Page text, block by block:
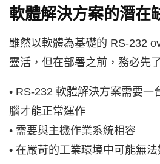
軟體解決方案的潛在
雖然以軟體為基礎的 RS-232
靈活，但在部署之前，務必先
• RS-232 軟體解決方案需要一
腦才能正常運作
• 需要與主機作業系統相容
• 在嚴苛的工業環境中可能無法